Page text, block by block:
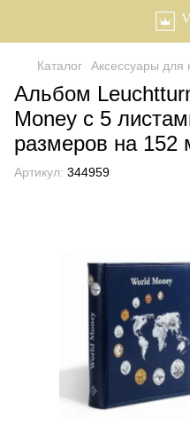
Каталог Аксессуары для
Альбом
Money с 5
размеров на 152
Артикул: 344959